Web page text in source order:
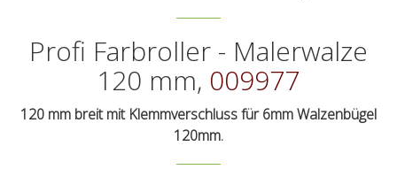
Profi Farbroller - Malerwalze
120 mm, 009977
120 mm breit mit Klemmverschluss für 6mm Walzenbügel
120mm.